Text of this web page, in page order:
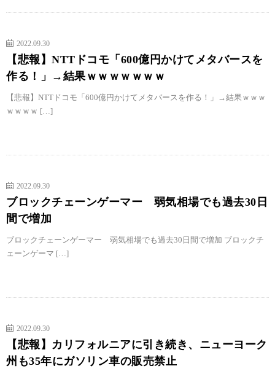
2022.09.30
【悲報】NTTドコモ「600億円かけてメタバースを
作る！」→結果ｗｗｗｗｗｗｗ
【悲報】NTTドコモ「600億円かけてメタバースを作る！」→結果ｗｗｗ
ｗｗｗｗ […]
2022.09.30
ブロックチェーンゲーマー 弱気相場でも過去30日
間で増加
ブロックチェーンゲーマー 弱気相場でも過去30日間で増加 ブロックチ
ェーンゲーマ […]
2022.09.30
【悲報】カリフォルニアに引き続き、ニューヨーク
州も35年にガソリン車の販売禁止